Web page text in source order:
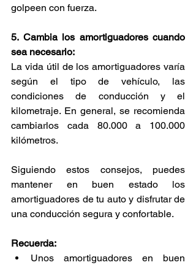
golpeen con fuerza.
5. Cambia los amortiguadores cuando
sea necesario:
La vida útil de los amortiguadores varía
según el tipo de vehículo, las
condiciones de conducción y el
kilometraje. En general, se recomienda
cambiarlos cada 80.000 a 100.000
kilómetros.
Siguiendo estos consejos, puedes
mantener en buen estado los
amortiguadores de tu auto y disfrutar de
una conducción segura y confortable.
Recuerda:
Unos amortiguadores en buen